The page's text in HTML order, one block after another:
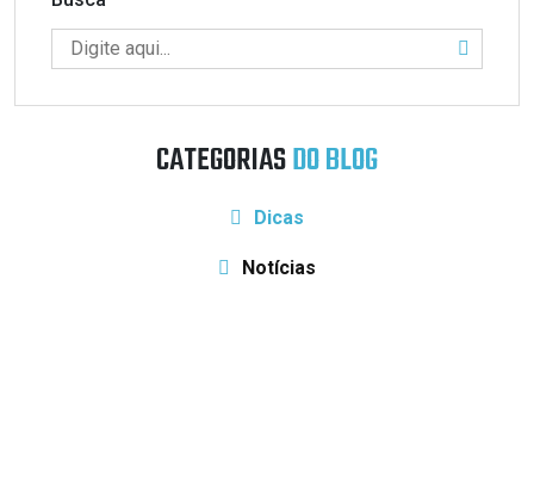
CATEGORIASDO BLOG
Dicas
Notícias